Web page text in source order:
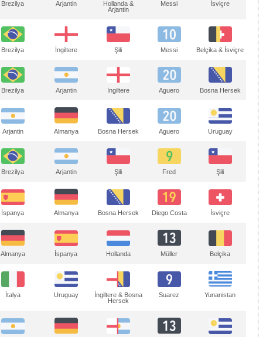
Brezilya
Arjantin
Hollanda &
Arjantin
Messi İsviçre
Brezilya
İngiltere Şili Messi Belçika & İsviçre
Brezilya
Arjantin İngiltere Aguero Bosna Hersek
Arjantin
Almanya Bosna Hersek Aguero Uruguay
Brezilya
Arjantin Şili Fred Şili
İspanya
Almanya Bosna Hersek Diego Costa İsviçre
Almanya
İspanya Hollanda Müller Belçika
İtalya Uruguay
İngiltere & Bosna
Hersek
Suarez Yunanistan